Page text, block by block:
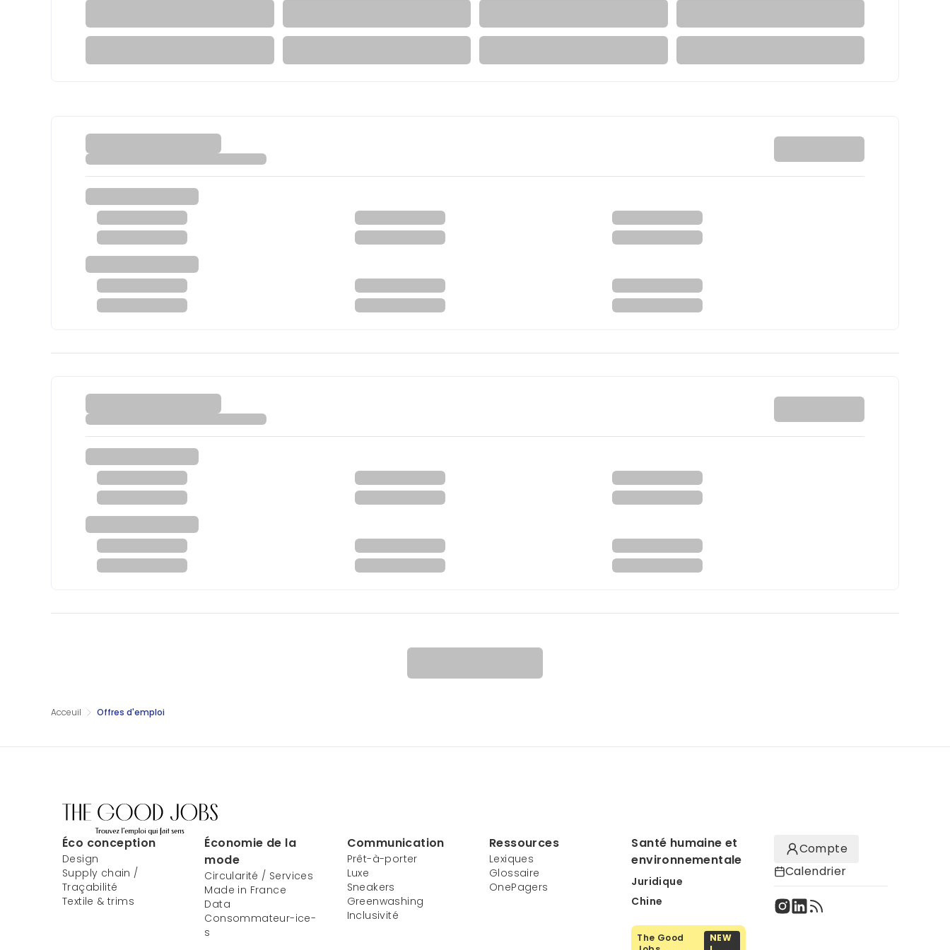
Acceuil Offres d'emploi
Éco conception
Design
Supply chain /
Traçabilité
Textile & trims
Économie de la
mode
Circularité / Services
Made in France
Data
Consommateur-ice-
s
Communication
Prêt-à-porter
Luxe
Sneakers
Greenwashing
Inclusivité
Ressources
Lexiques
Glossaire
OnePagers
Santé humaine et
environnementale
Juridique
Chine
The Good
NEW
Compte
Calendrier